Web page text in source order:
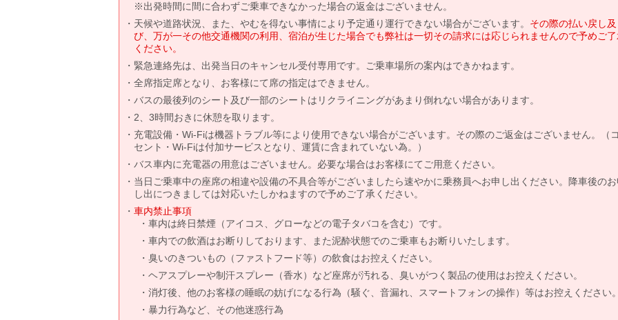
※出発時間に間に合わずご乗車できなかった場合の返金はございません。
天候や道路状況、また、やむを得ない事情により予定通り運行できない場合がございます。 その際の払い戻し及
び、万が一その他交通機関の利用、宿泊が生じた場合でも弊社は一切その請求には応じられませんので予めご
ください。
緊急連絡先は、出発当日のキャンセル受付専用です。ご乗車場所の案内はできかねます。
全席指定席となり、お客様にて席の指定はできません。
バスの最後列のシート及び一部のシートはリクライニングがあまり倒れない場合があります。
2、3時間おきに休憩を取ります。
充電設備・Wi-Fiは機器トラブル等により使用できない場合がございます。その際のご返金はございません。（
セント・Wi-Fiは付加サービスとなり、運賃に含まれていない為。）
バス車内に充電器の用意はございません。必要な場合はお客様にてご用意ください。
当日ご乗車中の座席の相違や設備の不具合等がございましたら速やかに乗務員へお申し出ください。降車後の
し出につきましては対応いたしかねますので予めご了承ください。
車内禁止事項
車内は終日禁煙（アイコス、グローなどの電子タバコを含む）です。
車内での飲酒はお断りしております、また泥酔状態でのご乗車もお断りいたします。
臭いのきついもの（ファストフード等）の飲食はお控えください。
ヘアスプレーや制汗スプレー（香水）など座席が汚れる、臭いがつく製品の使用はお控えください。
消灯後、他のお客様の睡眠の妨げになる行為（騒ぐ、音漏れ、スマートフォンの操作）等はお控えください
暴力行為など、その他迷惑行為